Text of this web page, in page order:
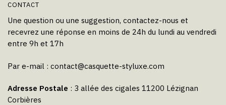
CONTACT
Une question ou une suggestion, contactez-nous et
recevrez une réponse en moins de 24h du lundi au vendredi
entre 9h et 17h
Par e-mail : contact@casquette-styluxe.com
Adresse Postale : 3 allée des cigales 11200 Lézignan
Corbières